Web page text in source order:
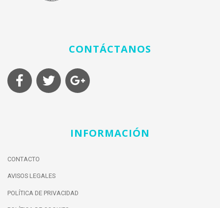
CONTÁCTANOS
INFORMACIÓN
CONTACTO
AVISOS LEGALES
POLÍTICA DE PRIVACIDAD